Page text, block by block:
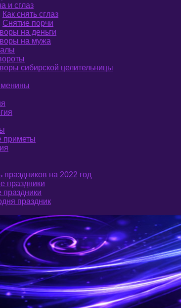
и сглаз
Как снять сглаз
Снятие порчи
на деньги
на мужа
сибирской целительницы
приметы
праздников на 2022 год
праздники
праздник